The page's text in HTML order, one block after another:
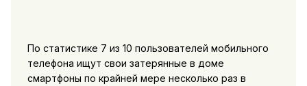
По статистике 7 из 10 пользователей мобильного
телефона ищут свои затерянные в доме
смартфоны по крайней мере несколько раз в